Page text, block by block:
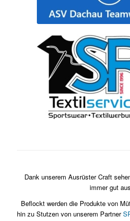
https://
Dank unserem Ausrüster Craft
immer gut
Beflockt werden die Produkte von
hin zu Stutzen von unserem Partner